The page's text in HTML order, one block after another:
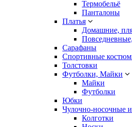
Термобельё
Панталоны
Платья
Домашние,
Сарафаны
Спортивные
Толстовки
Футболки, Майки
Майки
Футболки
Юбки
Чулочно-носочные
Колготки